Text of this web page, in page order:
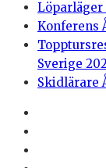
Löparläger
Konferens
Sverige
Skidlärare